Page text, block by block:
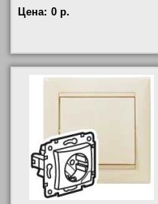
подъёмных рамок
Цена: 0 р.